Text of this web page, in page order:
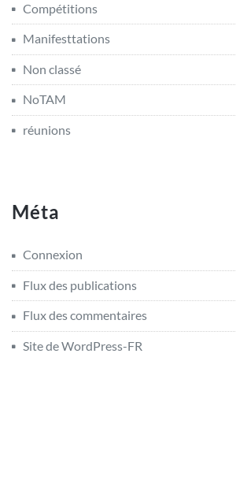
Compétitions
Manifesttations
Non classé
NoTAM
réunions
Méta
Connexion
Flux des publications
Flux des commentaires
Site de WordPress-FR